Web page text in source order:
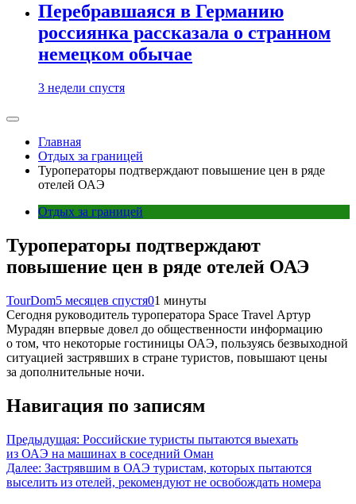
Перебравшаяся в Германию
россиянка рассказала о странном
немецком обычае
3 недели спустя
Главная
Отдых за границей
Туроператоры подтверждают повышение цен в ряде
отелей ОАЭ
Отдых за границей
Туроператоры подтверждают
повышение цен в ряде отелей ОАЭ
TourDom5 месяцев спустя01 минуты
Сегодня руководитель туроператора Space Travel Артур
Мурадян впервые довел до общественности информацию
о том, что некоторые гостиницы ОАЭ, пользуясь безвыходной
ситуацией застрявших в стране туристов, повышают цены
за дополнительные ночи.
Навигация по записям
Предыдущая: Российские туристы пытаются выехать
из ОАЭ на машинах в соседний Оман
Далее: Застрявшим в ОАЭ туристам, которых пытаются
выселить из отелей, рекомендуют не освобождать номера